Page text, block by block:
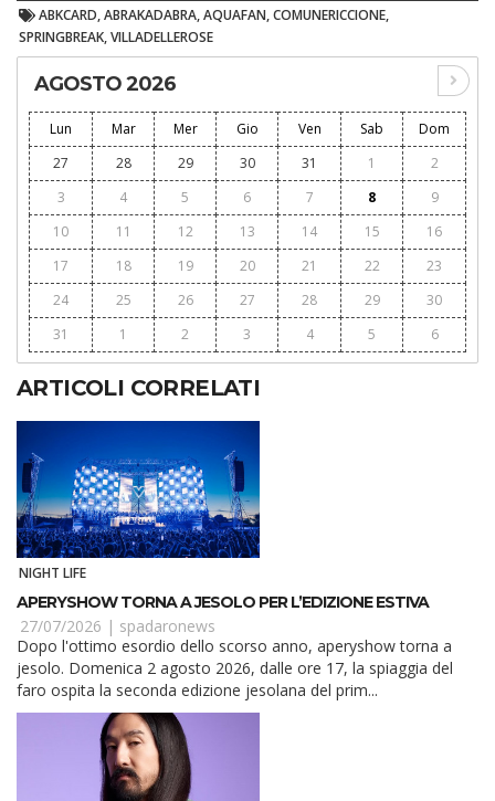
ABKCARD, ABRAKADABRA, AQUAFAN, COMUNERICCIONE,
SPRINGBREAK, VILLADELLEROSE
AGOSTO 2026
Lun Mar Mer Gio Ven Sab
Dom
27
28 29 30 31 1
2
3
4 5 6 7 8
9
10
11 12 13 14 15
16
17
18 19 20 21 22
23
24
25 26 27 28 29
30
31
1 2 3 4 5 6
ARTICOLI CORRELATI
NIGHT LIFE
APERYSHOW TORNA A JESOLO PER L’EDIZIONE ESTIVA
27/07/2026 | spadaronews
Dopo l'ottimo esordio dello scorso anno, aperyshow torna a
jesolo. Domenica 2 agosto 2026, dalle ore 17, la spiaggia del
faro ospita la seconda edizione jesolana del prim...